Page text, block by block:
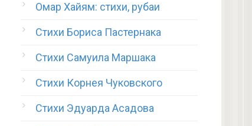
Омар Хайям: стихи, рубаи
Стихи Бориса Пастернака
Стихи Самуила Маршака
Стихи Корнея Чуковского
Стихи Эдуарда Асадова